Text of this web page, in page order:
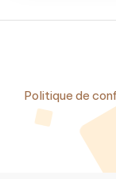
Politique de